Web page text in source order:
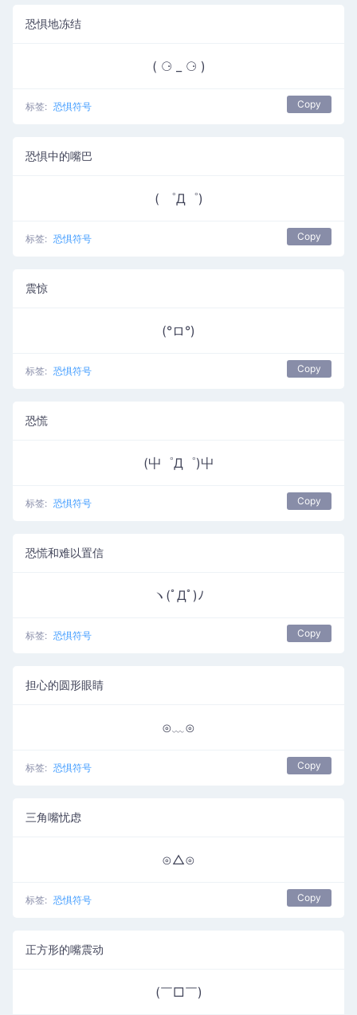
恐惧地冻结
( ⚆ _ ⚆ )
标签: 恐惧符号 Copy
恐惧中的嘴巴
( ゜Д゜)
标签: 恐惧符号 Copy
震惊
(°ロ°)
标签: 恐惧符号 Copy
恐慌
(屮゜Д゜)屮
标签: 恐惧符号 Copy
恐慌和难以置信
ヽ(ﾟДﾟ)ﾉ
标签: 恐惧符号 Copy
担心的圆形眼睛
⊙﹏⊙
标签: 恐惧符号 Copy
三角嘴忧虑
⊙△⊙
标签: 恐惧符号 Copy
正方形的嘴震动
(￣□￣)